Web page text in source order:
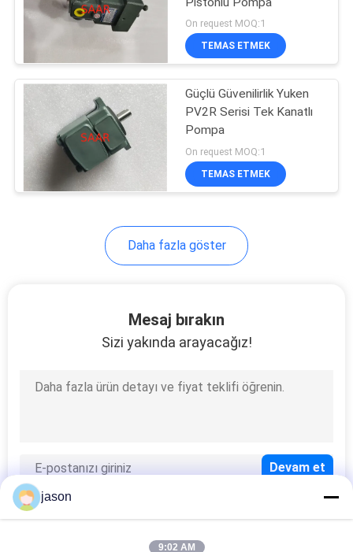
Parker Denison
Hidrolik Pompalar
Endüstriyel Hidrolik
Hidrolik Pompa
On request MOQ:1
TEMAS ETMEK
Güçlü Güvenilirlik Yuken
PV2R Serisi Tek Kanatlı
Pompa
On request MOQ:1
TEMAS ETMEK
Daha fazla göster
Mesaj bırakın
Sizi yakında arayacağız!
jason
9:02 AM